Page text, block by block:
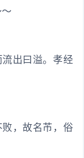
流出曰溢。孝经
败，故名芇，俗